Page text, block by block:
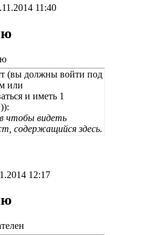
11:40
(вы должны войти под
или
и иметь 1
чтобы видеть
содержащийся здесь.
12:17